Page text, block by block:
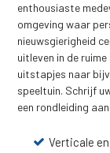
enthousiaste
omgeving waar
nieuwsgierigheid
uitleven in de
uitstapjes naar
speeltuin. Schrijf
een rondleiding
Verticale